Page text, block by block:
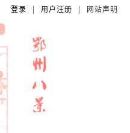
登录 | 用户注册 | 网站声明